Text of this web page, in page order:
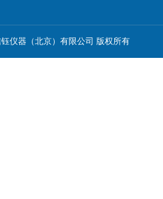
仪器（北京）有限公司 版权所有